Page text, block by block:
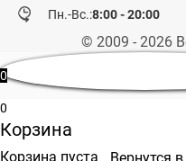
Пн.-Вс.:8:00 - 20:00
© 2009 - 2026
0
0
Корзина
Корзина пуста